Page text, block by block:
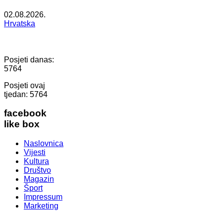
02.08.2026.
Hrvatska
Posjeti danas:
5764
Posjeti ovaj
tjedan: 5764
facebook
like box
Naslovnica
Vijesti
Kultura
Društvo
Magazin
Šport
Impressum
Marketing